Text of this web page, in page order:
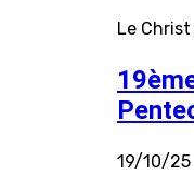
Le
19/10/